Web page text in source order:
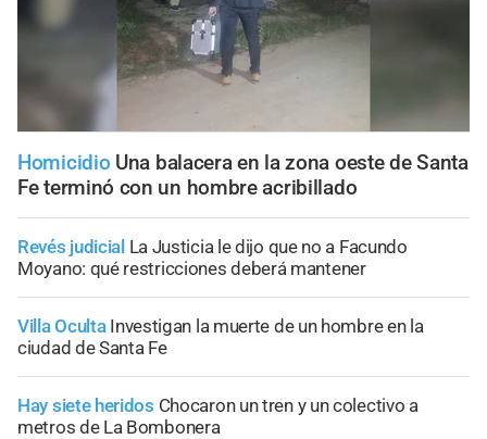
Homicidio Una balacera en la zona oeste de Santa
Fe terminó con un hombre acribillado
Revés judicial La Justicia le dijo que no a Facundo
Moyano: qué restricciones deberá mantener
Villa Oculta Investigan la muerte de un hombre en la
ciudad de Santa Fe
Hay siete heridos Chocaron un tren y un colectivo a
metros de La Bombonera